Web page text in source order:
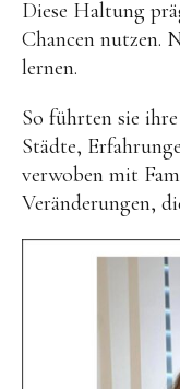
Diese Haltung
Chancen nutzen.
lernen.
So führten sie
Städte,
verwoben mit
Veränderungen,